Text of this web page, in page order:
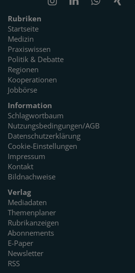
Rubriken
Startseite
Medizin
Praxiswissen
Politik & Debatte
Regionen
Kooperationen
Jobbörse
Information
Schlagwortbaum
Nutzungsbedingungen/AGB
Datenschutzerklärung
Cookie-Einstellungen
Impressum
Kontakt
Bildnachweise
Verlag
Mediadaten
Themenplaner
Rubrikanzeigen
Abonnements
E-Paper
Newsletter
RSS